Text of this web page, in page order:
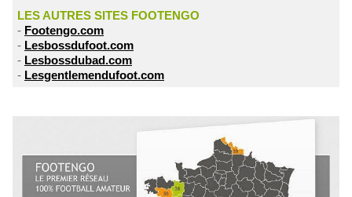
LES AUTRES SITES FOOTENGO
- Footengo.com
- Lesbossdufoot.com
- Lesbossdubad.com
- Lesgentlemendufoot.com